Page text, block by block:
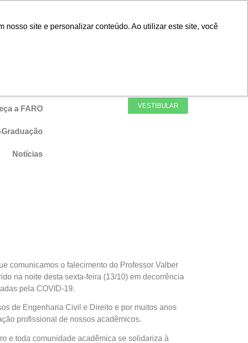
site e personalizar conteúdo. Ao utilizar este site, você
a FARO
Graduação
Notícias
VESTIBULAR
comunicamos o falecimento do Professor Valber
na noite desta sexta-feira (13/10) em decorrência
pela COVID-19.
de Engenharia Civil e Direito e por muitos anos
profissional de nossos acadêmicos.
e toda comunidade acadêmica se solidariza à